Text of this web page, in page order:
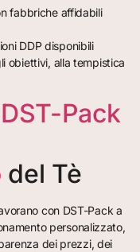
fabbriche affidabili
DDP disponibili
obiettivi, alla tempistica
DST-Pack
del Tè
con DST-Pack a
personalizzato,
dei prezzi, dei